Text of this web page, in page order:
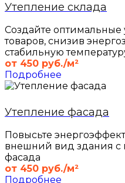
Утепление склада
Создайте оптимальные
товаров, снизив
стабильную
от 450 руб./м²
Подробнее
Утепление фасада
Повысьте
внешний вид здания с
фасада
от 450 руб./м²
Подробнее